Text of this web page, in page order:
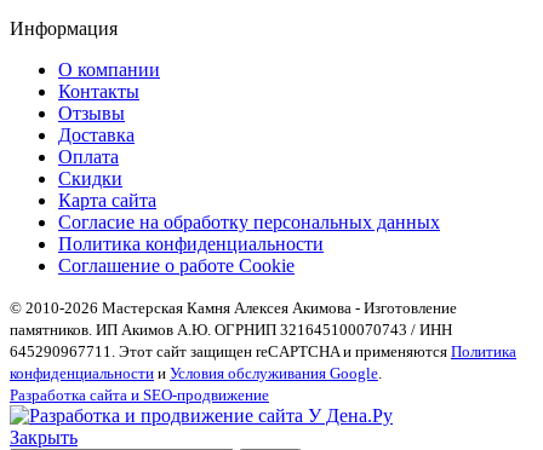
Информация
О компании
Контакты
Отзывы
Доставка
Оплата
Скидки
Карта сайта
Согласие на обработку персональных данных
Политика конфиденциальности
Соглашение о работе Cookie
© 2010-2026 Мастерская Камня Алексея Акимова - Изготовление
памятников. ИП Акимов А.Ю. ОГРНИП 321645100070743 / ИНН
645290967711. Этот сайт защищен reCAPTCHA и применяются Политика
конфиденциальности и Условия обслуживания Google.
Разработка сайта и SEO-продвижение
Закрыть